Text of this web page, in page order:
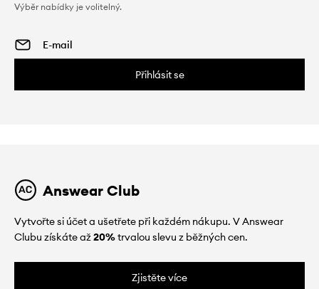
Výběr nabídky je volitelný.
Přihlásit se
Answear Club
Vytvořte si účet a ušetřete při každém nákupu. V Answear
Clubu získáte až20%trvalou slevu z běžných cen.
Zjistěte více